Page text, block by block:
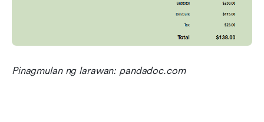
Pinagmulan ng larawan: pandadoc.com